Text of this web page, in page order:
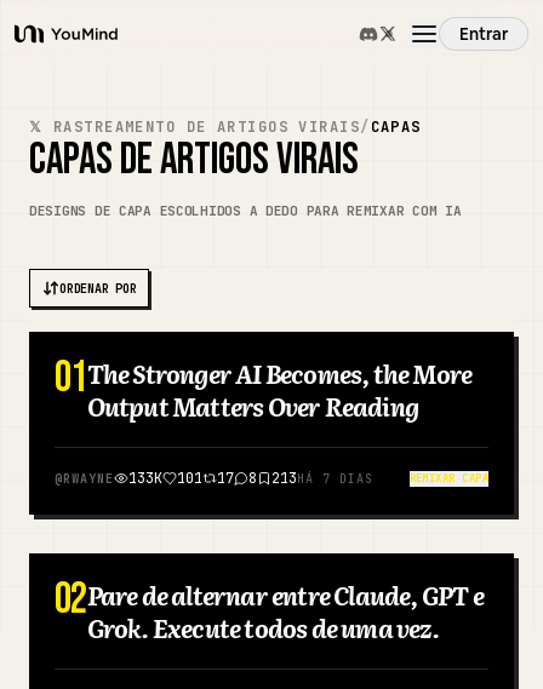
YouMind
Entrar
Habilidades
Preços
Blog
𝕏 RASTREAMENTO DE ARTIGOS VIRAIS/ CAPAS
CAPAS DE ARTIGOS VIRAIS
DESIGNS DE CAPA ESCOLHIDOS A DEDO PARA REMIXAR COM IA
ORDENAR POR
01The Stronger AI Becomes, the More
Output Matters Over Reading
@RWAYNE 133K 101 17 8 213HÁ 7 DIAS REMIXAR CAPA
INGLÊS
02Pare de alternar entre Claude, GPT e
Grok. Execute todos de uma vez.